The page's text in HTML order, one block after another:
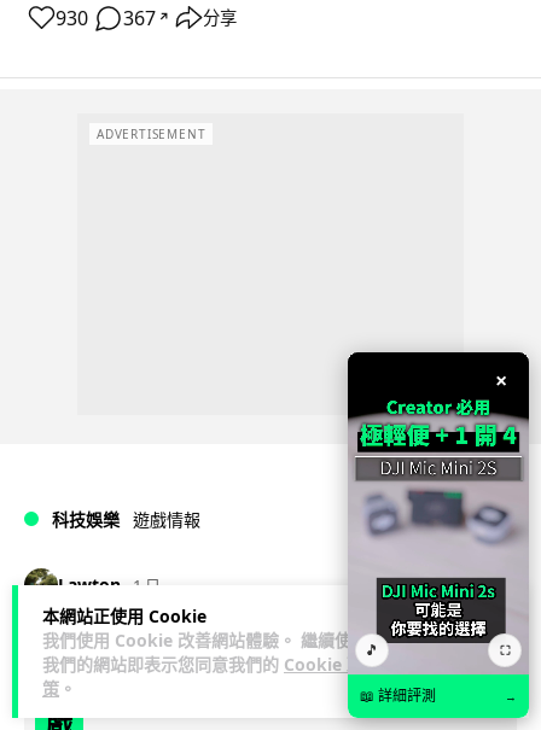
本網站正使用 Cookie
我們使用 Cookie 改善網站體驗。 繼續使用
我們的網站即表示您同意我們的 Cookie 政
策 。
930 367 ↗ 分享
ADVERTISEMENT
科技娛樂 遊戲情報
Lawton 1 日
PlayStation 確認停產實體光碟 包裝印
出重要通告 2028 年 1 月後不出光碟遊
戲
×
🎵 ⛶
📖 詳細評測 →